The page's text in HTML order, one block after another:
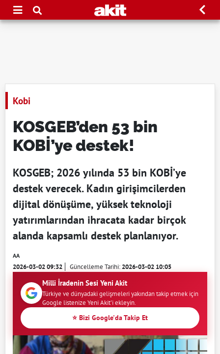
Kobi
KOSGEB’den 53 bin
KOBİ’ye destek!
KOSGEB; 2026 yılında 53 bin KOBİ’ye
destek verecek. Kadın girişimcilerden
dijital dönüşüme, yüksek teknoloji
yatırımlarından ihracata kadar birçok
alanda kapsamlı destek planlanıyor.
AA
2026-03-02 09:32 Güncelleme Tarihi:2026-03-02 10:05
Milli İradenin Sesi Yeni Akit
Türkiye ve dünyadaki gelişmeleri yakından takip etmek için
Google listenize Yeni Akit'i ekleyin.
⭐ Bizi Google'da Takip Et